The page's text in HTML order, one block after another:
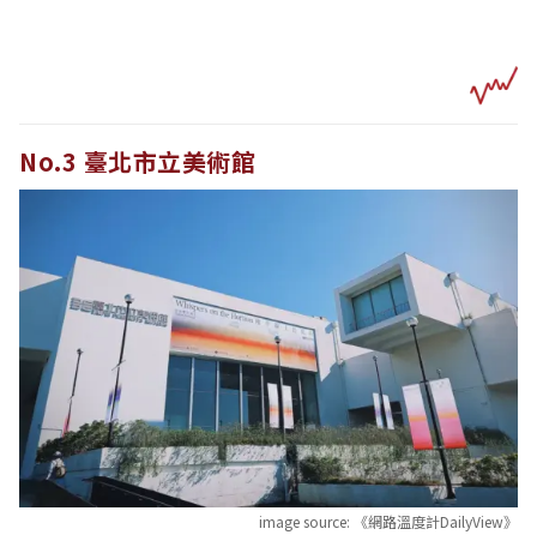
No.3 臺北市立美術館
image source: 《網路溫度計DailyView》